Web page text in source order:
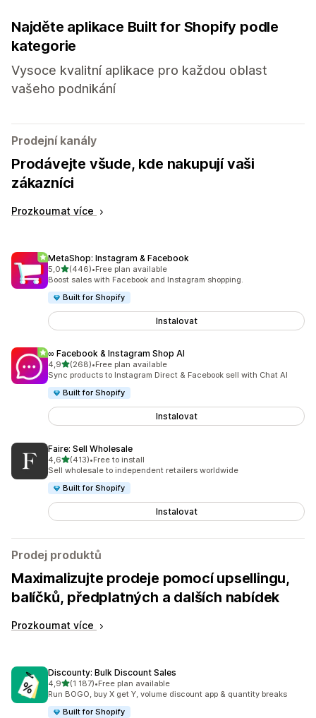
Najděte aplikace Built for Shopify podle
kategorie
Vysoce kvalitní aplikace pro každou oblast
vašeho podnikání
Prodejní kanály
Prodávejte všude, kde nakupují vaši
zákazníci
Prozkoumat více
MetaShop: Instagram & Facebook
5,0z 5 hvězd
(446)
Celkový počet recenzí: 446
•Free plan available
Boost sales with Facebook and Instagram shopping.
Built for Shopify
Instalovat
∞ Facebook & Instagram Shop AI
4,9z 5 hvězd
(268)
Celkový počet recenzí: 268
•Free plan available
Sync products to Instagram Direct & Facebook sell with Chat AI
Built for Shopify
Instalovat
Faire: Sell Wholesale
4,6z 5 hvězd
(413)
Celkový počet recenzí: 413
•Free to install
Sell wholesale to independent retailers worldwide
Built for Shopify
Instalovat
Prodej produktů
Maximalizujte prodeje pomocí upsellingu,
balíčků, předplatných a dalších nabídek
Prozkoumat více
Discounty: Bulk Discount Sales
4,9z 5 hvězd
(1 187)
Celkový počet recenzí: 1187
•Free plan available
Run BOGO, buy X get Y, volume discount app & quantity breaks
Built for Shopify